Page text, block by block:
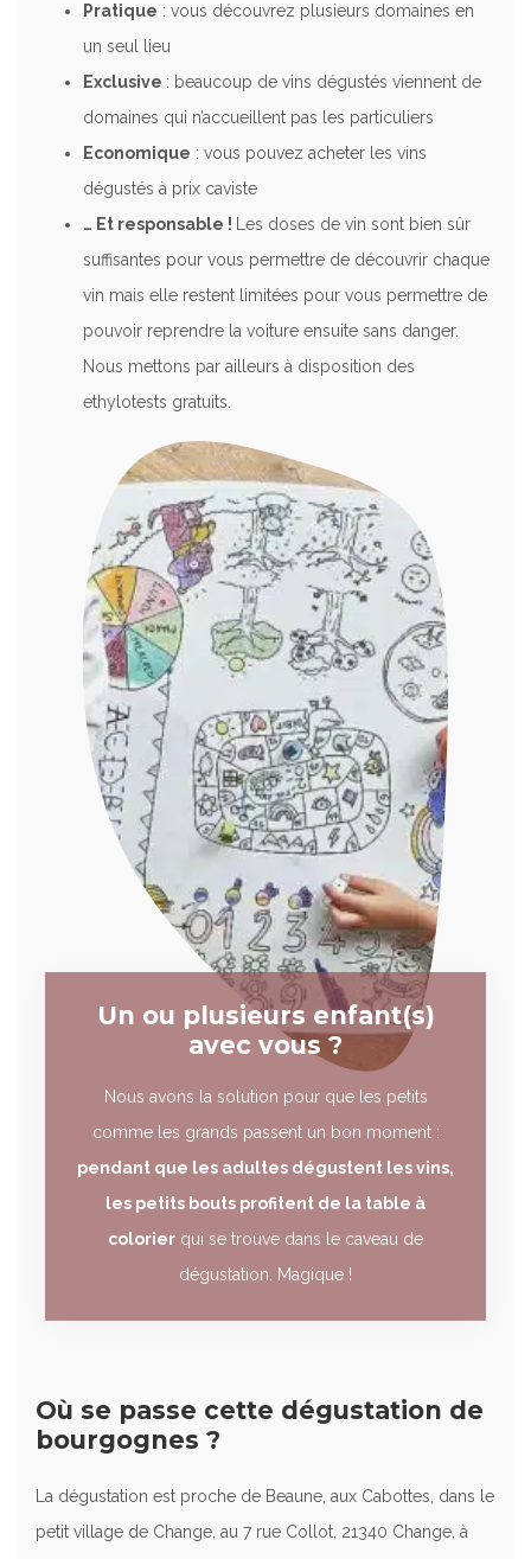
Pratique : vous découvrez plusieurs domaines en
un seul lieu
Exclusive : beaucoup de vins dégustés viennent de
domaines qui n’accueillent pas les particuliers
Economique : vous pouvez acheter les vins
dégustés à prix caviste
… Et responsable ! Les doses de vin sont bien sûr
suffisantes pour vous permettre de découvrir chaque
vin mais elle restent limitées pour vous permettre de
pouvoir reprendre la voiture ensuite sans danger.
Nous mettons par ailleurs à disposition des
ethylotests gratuits.
Un ou plusieurs enfant(s)
avec vous ?
Nous avons la solution pour que les petits
comme les grands passent un bon moment :
pendant que les adultes dégustent les vins,
les petits bouts profitent de la table à
colorier qui se trouve dans le caveau de
dégustation. Magique !
Où se passe cette dégustation de
bourgognes ?
La dégustation est proche de Beaune, aux Cabottes, dans le
petit village de Change, au 7 rue Collot, 21340 Change, à